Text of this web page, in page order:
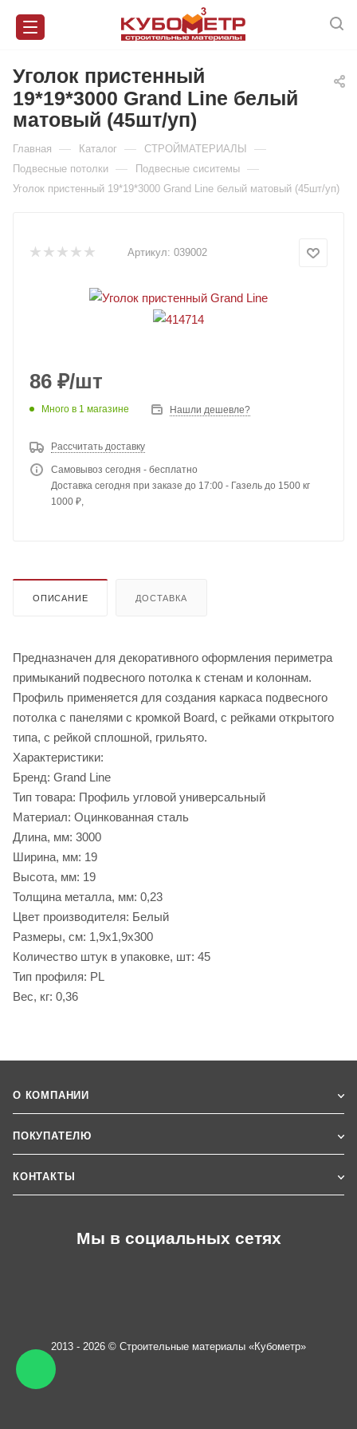
Уголок пристенный
19*19*3000 Grand Line белый
матовый (45шт/уп)
Главная — Каталог — СТРОЙМАТЕРИАЛЫ —
Подвесные потолки — Подвесные сиситемы —
Уголок пристенный 19*19*3000 Grand Line белый матовый (45шт/уп)
Артикул: 039002
86 ₽/шт
Много в 1 магазине Нашли дешевле?
Рассчитать доставку
Самовывоз сегодня - бесплатно
Доставка сегодня при заказе до 17:00 - Газель до 1500 кг
1000 ₽,
ОПИСАНИЕ ДОСТАВКА
Предназначен для декоративного оформления периметра
примыканий подвесного потолка к стенам и колоннам.
Профиль применяется для создания каркаса подвесного
потолка с панелями с кромкой Board, с рейками открытого
типа, с рейкой сплошной, грильято.
Характеристики:
Бренд: Grand Line
Тип товара: Профиль угловой универсальный
Материал: Оцинкованная сталь
Длина, мм: 3000
Ширина, мм: 19
Высота, мм: 19
Толщина металла, мм: 0,23
Цвет производителя: Белый
Размеры, см: 1,9х1,9х300
Количество штук в упаковке, шт: 45
Тип профиля: PL
Вес, кг: 0,36
О КОМПАНИИ
ПОКУПАТЕЛЮ
КОНТАКТЫ
Мы в социальных сетях
2013 - 2026 © Строительные материалы «Кубометр»